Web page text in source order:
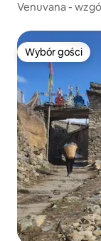
Venuvana -
Wybór gości
Wybór gości